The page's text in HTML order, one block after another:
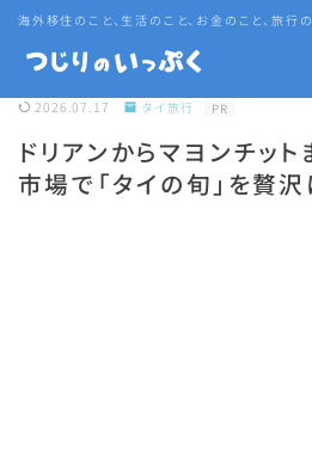
海外移住のこと、生活のこと、お金のこと、旅行の
MENU
海外赴任・帯同
2026.07.17 タイ旅行 PR
ドリアンからマヨンチット
市場で「タイの旬」を贅